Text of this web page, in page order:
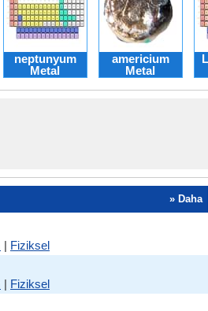
neptunyum
Metal
americium
Metal
» Daha
| Fiziksel
| Fiziksel